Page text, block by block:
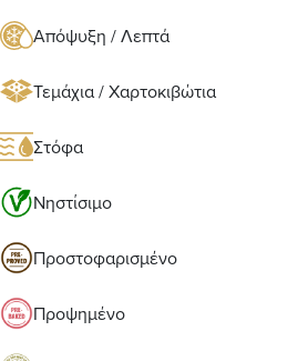
Απόψυξη / Λεπτά
Τεμάχια / Χαρτοκιβώτια
Στόφα
Νηστίσιμο
Προστοφαρισμένο
Προψημένο